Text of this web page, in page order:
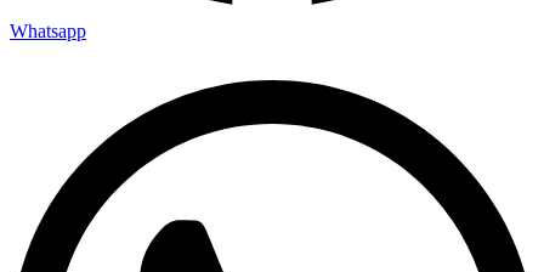
Whatsapp